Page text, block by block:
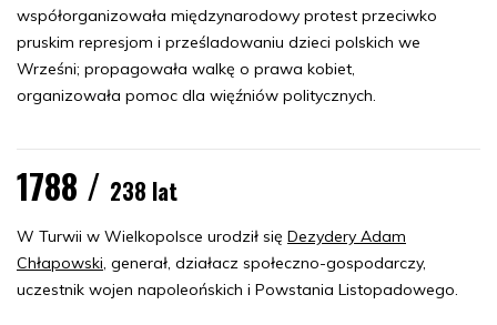
współorganizowała międzynarodowy protest przeciwko
pruskim represjom i prześladowaniu dzieci polskich we
Wrześni; propagowała walkę o prawa kobiet,
organizowała pomoc dla więźniów politycznych.
1788 / 238 lat
W Turwii w Wielkopolsce urodził się Dezydery Adam
Chłapowski , generał, działacz społeczno-gospodarczy,
uczestnik wojen napoleońskich i Powstania Listopadowego.